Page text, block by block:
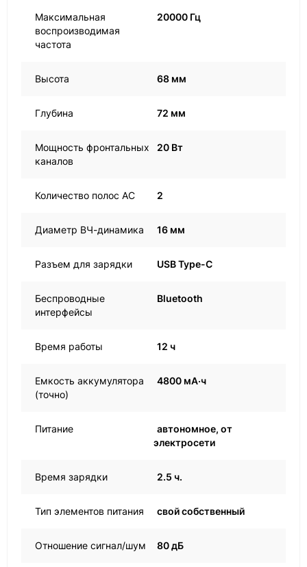
Максимальная
воспроизводимая
частота
20000 Гц
Высота 68 мм
Глубина 72 мм
Мощность фронтальных
каналов
20 Вт
Количество полос AC 2
Диаметр ВЧ-динамика 16 мм
Разъем для зарядки USB Type-C
Беспроводные
интерфейсы
Bluetooth
Время работы 12 ч
Емкость аккумулятора
(точно)
4800 мА·ч
Питание
автономное, от
электросети
Время зарядки 2.5 ч.
Тип элементов питания свой собственный
Отношение сигнал/шум 80 дБ